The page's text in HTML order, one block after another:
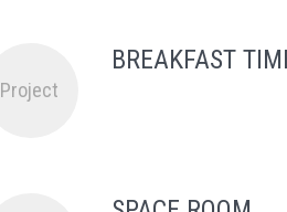
Project
BREAKFAST